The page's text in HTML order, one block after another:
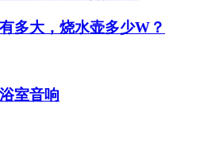
多大，烧水壶多少W？
室音响